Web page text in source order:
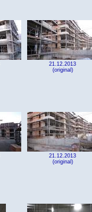
21.12.2013
(original)
21.12.2013
(original)